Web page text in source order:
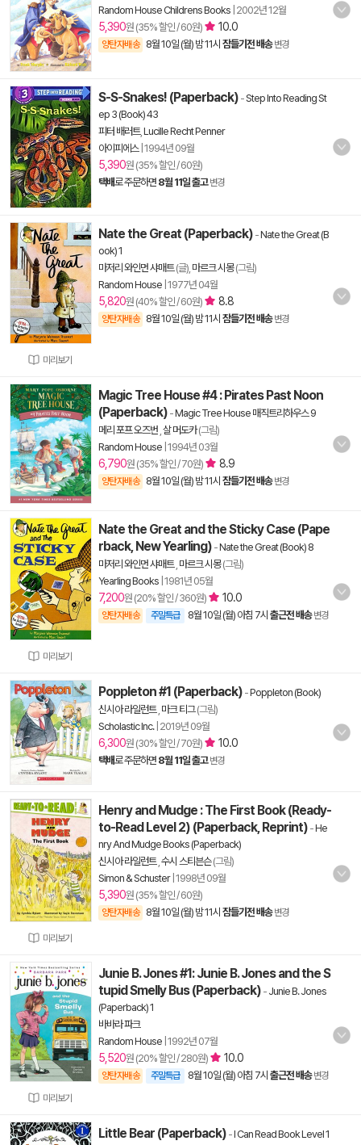
Random House Childrens Books 2002년 12월
5,390원 (35% 할인 / 60원) 10.0
양탄자배송 8월 10일 (월) 밤 11시 잠들기전 배송 변경
S-S-Snakes! (Paperback) -Step Into Reading St
ep 3 (Book) 43
피터 배러트, Lucille Recht Penner
아이피에스| 1994년 09월
5,390원 (35% 할인 / 60원)
택배로 주문하면 8월 11일 출고 변경
미리보기
Nate the Great (Paperback) -Nate the Great (B
ook) 1
마저리 와인먼 샤매트(글), 마르크 시몽(그림)
Random House 1977년 04월
5,820원 (40% 할인 / 60원) 8.8
양탄자배송 8월 10일 (월) 밤 11시 잠들기전 배송 변경
Magic Tree House #4 : Pirates Past Noon
(Paperback) -Magic Tree House 매직트리하우스 9
메리 포프 오즈번 살 머도카(그림)
Random House 1994년 03월
6,790원 (35% 할인 / 70원) 8.9
양탄자배송 8월 10일 (월) 밤 11시 잠들기전 배송 변경
미리보기
Nate the Great and the Sticky Case (Pape
rback, New Yearling) -Nate the Great (Book) 8
마저리 와인먼 샤매트, 마르크 시몽(그림)
Yearling Books 1981년 05월
7,200원 (20% 할인 / 360원) 10.0
양탄자배송 주말특급 8월 10일 (월) 아침 7시 출근전 배송 변경
Poppleton #1 (Paperback) -Poppleton (Book)
신시아 라일런트, 마크 티그(그림)
Scholastic Inc.| 2019년 09월
6,300원 (30% 할인 / 70원) 10.0
택배로 주문하면 8월 11일 출고 변경
미리보기
Henry and Mudge : The First Book (Ready-
to-Read Level 2) (Paperback, Reprint) -He
nry And Mudge Books (Paperback)
신시아 라일런트, 수시 스티븐슨(그림)
Simon & Schuster| 1998년 09월
5,390원 (35% 할인 / 60원)
양탄자배송 8월 10일 (월) 밤 11시 잠들기전 배송 변경
미리보기
Junie B. Jones #1: Junie B. Jones and the S
tupid Smelly Bus (Paperback) - Junie B. Jones
(Paperback) 1
바바라 파크
Random House 1992년 07월
5,520원 (20% 할인 / 280원) 10.0
양탄자배송 주말특급 8월 10일 (월) 아침 7시 출근전 배송 변경
Little Bear (Paperback) -I Can Read Book Level 1